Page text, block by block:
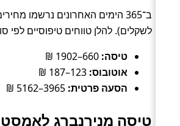
ב־365 הימים האחרונים נרשמו
לשקלים). להלן טווחים טיפוסיים לפי
טיסה:
אוטובוס:
הסעה פרטית:
טיסה מנירנברג